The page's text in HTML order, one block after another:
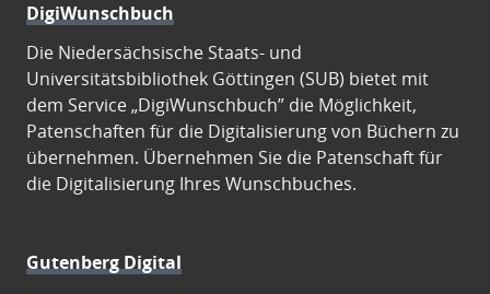
DigiWunschbuch
Die Niedersächsische Staats- und
Universitätsbibliothek Göttingen (SUB) bietet mit
dem Service „DigiWunschbuch” die Möglichkeit,
Patenschaften für die Digitalisierung von Büchern zu
übernehmen. Übernehmen Sie die Patenschaft für
die Digitalisierung Ihres Wunschbuches.
Gutenberg Digital